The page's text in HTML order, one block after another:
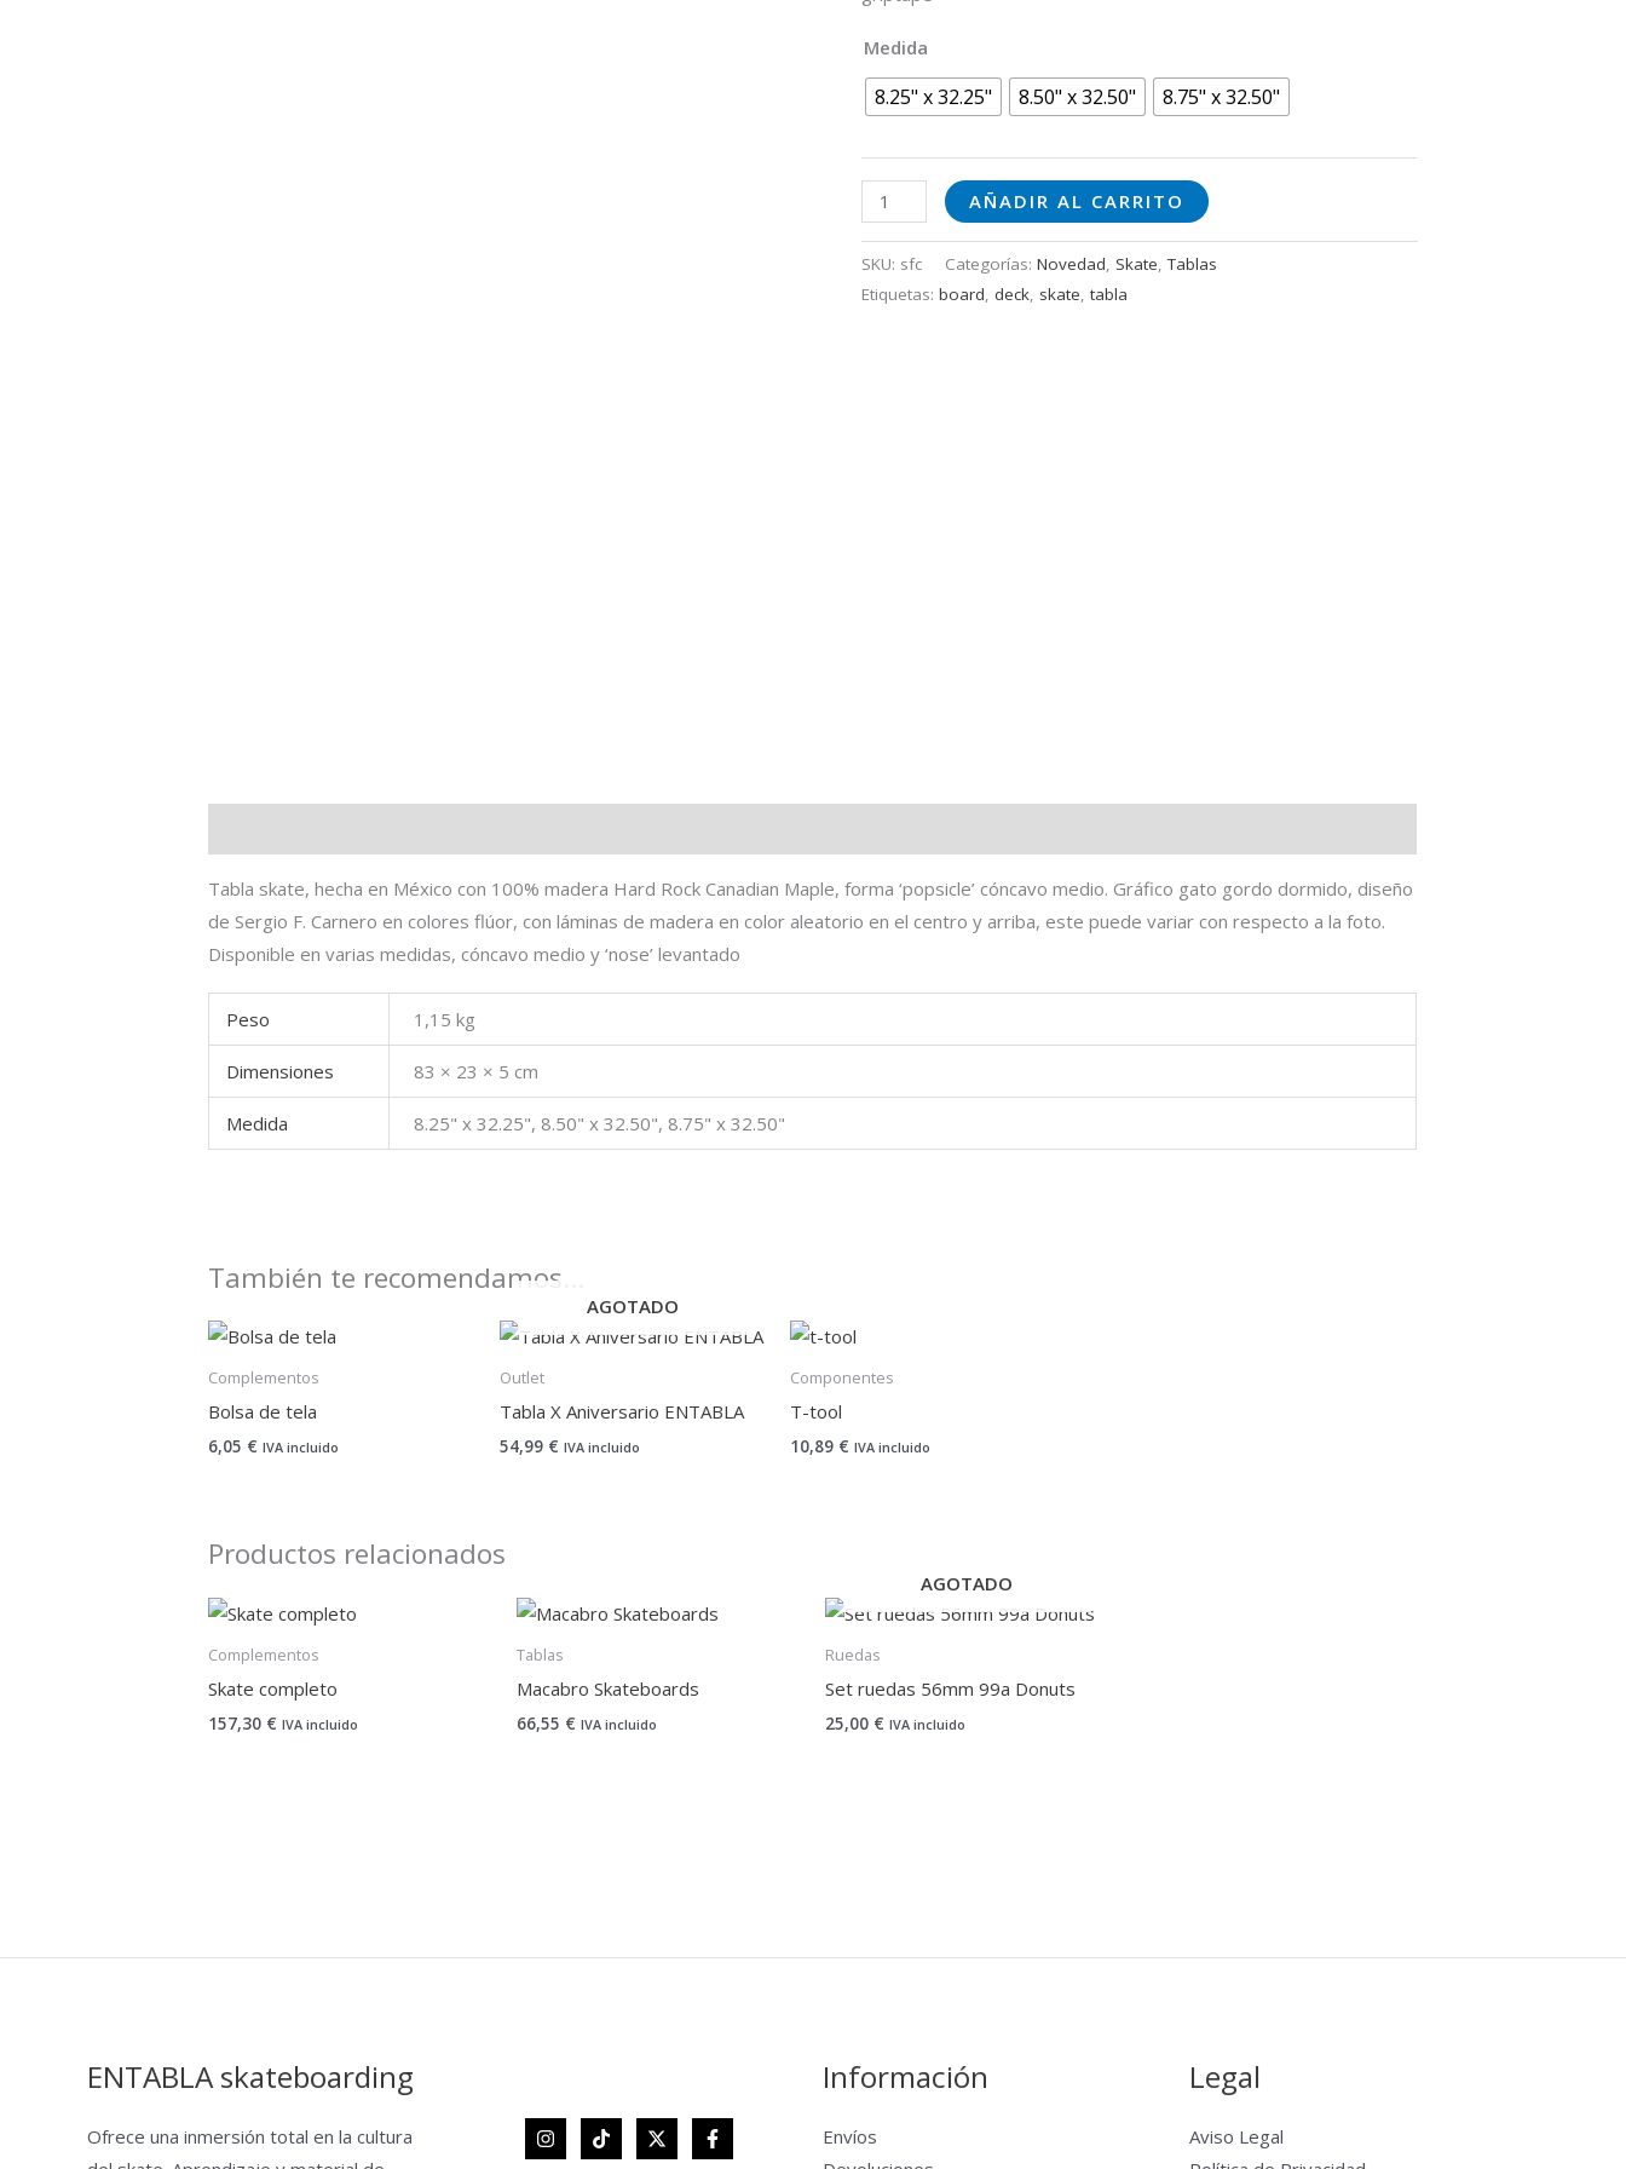
Medida
8.25" x 32.25" 8.50" x 32.50" 8.75" x 32.50"
AÑADIR AL CARRITO
SKU: sfc Categorías: Novedad, Skate,Tablas
Etiquetas: board, deck, skate, tabla
Tabla skate, hecha en México con 100% madera Hard Rock Canadian Maple, forma ‘popsicle’ cóncavo medio. Gráfico gato gordo dormido, diseño
de Sergio F. Carnero en colores flúor, con láminas de madera en color aleatorio en el centro y arriba, este puede variar con respecto a la foto.
Disponible en varias medidas, cóncavo medio y ‘nose’ levantado
Peso 1,15 kg
Dimensiones 83 × 23 × 5 cm
Medida 8.25" x 32.25", 8.50" x 32.50", 8.75" x 32.50"
También te recomendamos…
Complementos
Bolsa de tela
6,05 € IVA incluido
AGOTADO
Outlet
Tabla X Aniversario ENTABLA
54,99 € IVA incluido
Componentes
T-tool
10,89 € IVA incluido
Productos relacionados
Complementos
Skate completo
157,30 € IVA incluido
Tablas
Macabro Skateboards
66,55 € IVA incluido
AGOTADO
Ruedas
Set ruedas 56mm 99a Donuts
25,00 € IVA incluido
ENTABLA skateboarding
Ofrece una inmersión total en la cultura
Información
Envíos
Legal
Aviso Legal